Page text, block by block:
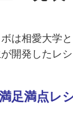
は相愛大学
開発したレ
足満点レ
グループ会社